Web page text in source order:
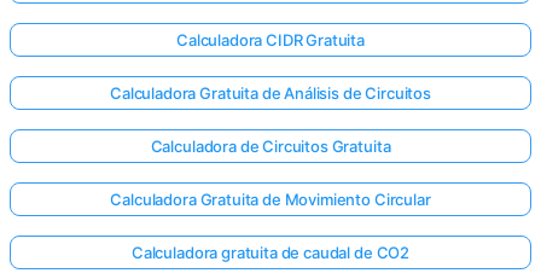
Calculadora CIDR Gratuita
Calculadora Gratuita de Análisis de Circuitos
Calculadora de Circuitos Gratuita
Calculadora Gratuita de Movimiento Circular
Calculadora gratuita de caudal de CO2